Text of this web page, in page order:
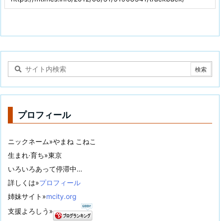
プロフィール
ニックネーム»やまね こねこ
生まれ·育ち»東京
いろいろあって停滞中…
詳しくは»プロフィール
姉妹サイト»mcity.org
支援よろしう»